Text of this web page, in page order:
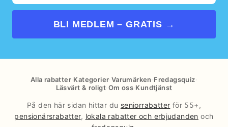
BLI MEDLEM – GRATIS →
Alla rabatter·Kategorier·Varumärken·Fredagsquiz·
Läsvärt & roligt·Om oss·Kundtjänst
På den här sidan hittar du seniorrabatter för 55+,
pensionärsrabatter, lokala rabatter och erbjudanden och